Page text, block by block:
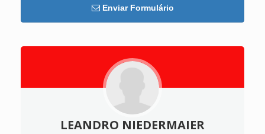
Enviar Formulário
LEANDRO NIEDERMAIER